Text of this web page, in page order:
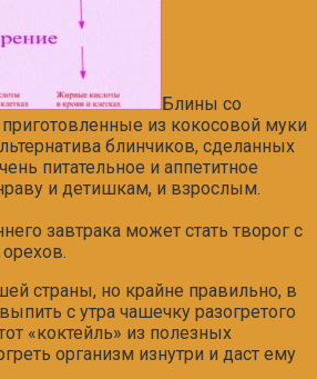
Блины со
из кокосовой муки
блинчиков, сделанных
питательное и аппетитное
и детишкам, и взрослым.
завтрака может стать творог с
страны, но крайне правильно, в
с утра чашечку разогретого
«коктейль» из полезных
организм изнутри и даст ему